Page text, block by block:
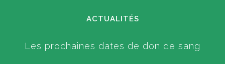
ACTUALITÉS
Les prochaines dates de don de sang